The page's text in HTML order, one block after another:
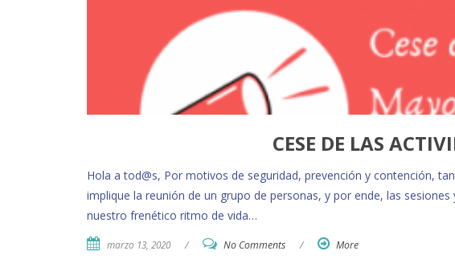
CESE DE LAS
Hola a tod@s, Por motivos de seguridad, prevención y contención,
implique la reunión de un grupo de personas, y por ende, las
nuestro frenético ritmo de vida…
marzo 13, 2020 / No Comments / More